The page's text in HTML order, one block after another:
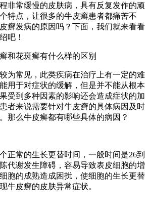
非常缓慢的皮肤病，具有反复发作的顽
特点，让很多的牛皮癣患者都痛苦不
癣发病的原因吗？下面，我们就来看看
吧！
为常见，此类疾病在治疗上有一定的难
用于对症状的缓解，但是并不能从根本
受到多种因素的影响还会造成症状的加
者来说需要针对牛皮癣的具体病因及时
那么牛皮癣都有哪些具体的病因？
正常的生长更替时间，一般时间是26到
代谢发生障碍，容易导致表皮细胞的增
胞的成熟造成困扰，使细胞的生长更替
牛皮癣的皮肤异常症状。